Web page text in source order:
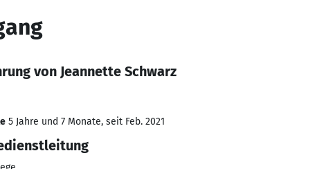
von Jeannette Schwarz
5 Jahre und 7 Monate, seit Feb. 2021